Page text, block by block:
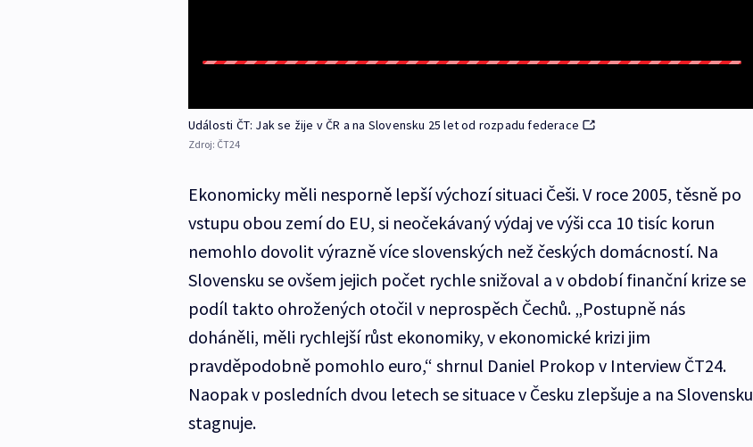
Události ČT: Jak se žije v ČR a na Slovensku 25 let od rozpadu federace
Zdroj: ČT24
Ekonomicky měli nesporně lepší výchozí situaci Češi. V roce 2005, těsně po
vstupu obou zemí do EU, si neočekávaný výdaj ve výši cca 10 tisíc korun
nemohlo dovolit výrazně více slovenských než českých domácností. Na
Slovensku se ovšem jejich počet rychle snižoval a v období finanční krize se
podíl takto ohrožených otočil v neprospěch Čechů. „Postupně nás
doháněli, měli rychlejší růst ekonomiky, v ekonomické krizi jim
pravděpodobně pomohlo euro,“ shrnul Daniel Prokop v Interview ČT24.
Naopak v posledních dvou letech se situace v Česku zlepšuje a na Slovensku
stagnuje.